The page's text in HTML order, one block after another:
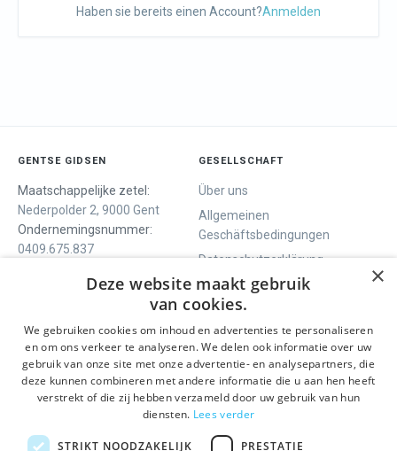
Haben sie bereits einen Account?Anmelden
GENTSE GIDSEN
Maatschappelijke zetel:
Nederpolder 2, 9000 Gent
Ondernemingsnummer:
0409.675.837
GESELLSCHAFT
Über uns
Allgemeinen
Geschäftsbedingungen
Datenschutzerklärung
Contact
WIR BIETEN
Geführte Tour
Tagesprogramm
Aktivitäten
SOCIALS
Facebook
Instagram
LinkedIn
×
Deze website maakt gebruik
van cookies.
We gebruiken cookies om inhoud en advertenties te personaliseren
en om ons verkeer te analyseren. We delen ook informatie over uw
gebruik van onze site met onze advertentie- en analysepartners, die
deze kunnen combineren met andere informatie die u aan hen heeft
verstrekt of die zij hebben verzameld door uw gebruik van hun
diensten. Lees verder
STRIKT NOODZAKELIJK PRESTATIE